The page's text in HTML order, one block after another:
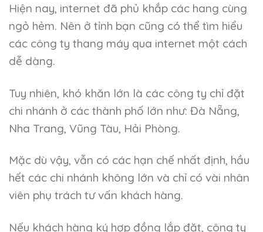
Hiện nay, internet đã phủ khắp các hang cùng
ngỏ hẻm. Nên ở tỉnh bạn cũng có thể tìm hiểu
các công ty thang máy qua internet một cách
dễ dàng.
Tuy nhiên, khó khăn lớn là các công ty chỉ đặt
chi nhánh ở các thành phố lớn như: Đà Nẵng,
Nha Trang, Vũng Tàu, Hải Phòng.
Mặc dù vậy, vẫn có các hạn chế nhất định, hầu
hết các chi nhánh không lớn và chỉ có vài nhân
viên phụ trách tư vấn khách hàng.
Nếu khách hàng ký hợp đồng lắp đặt, công ty